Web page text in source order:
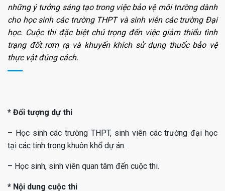
những ý tưởng sáng tạo trong việc bảo vệ môi trường dành
cho học sinh các trường THPT và sinh viên các trường Đại
học. Cuộc thi đặc biệt chú trọng đến việc giảm thiểu tình
trạng đốt rơm rạ và khuyến khích sử dụng thuốc bảo vệ
thực vật đúng cách.
* Đối tượng dự thi
– Học sinh các trường THPT, sinh viên các trường đại học
tại các tỉnh trong khuôn khổ dự án.
– Học sinh, sinh viên quan tâm đến cuộc thi.
* Nội dung cuộc thi